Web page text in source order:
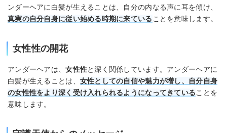
ンダーヘアに白髪が生えることは、自分の内なる声に耳を傾け、
真実の自分自身に従い始める時期に来ている ことを意味します。
女性性の開花
アンダーヘアは、女性性と深く関係しています。アンダーヘアに
白髪が生えることは、 女性としての自信や魅力が増し、自分自身
の女性性をより深く受け入れられるようになってきていることを
意味します。